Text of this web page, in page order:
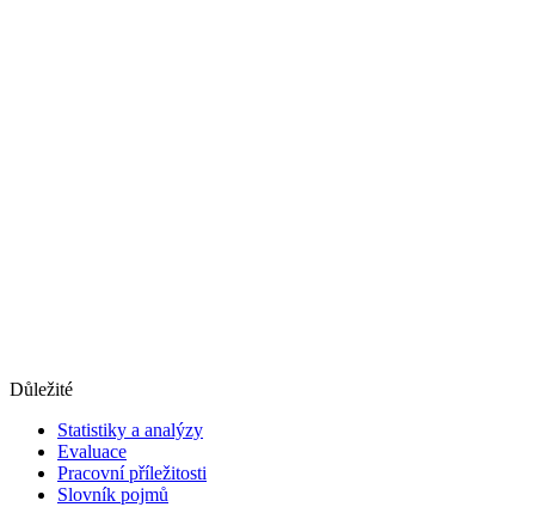
Důležité
Statistiky a analýzy
Evaluace
Pracovní příležitosti
Slovník pojmů